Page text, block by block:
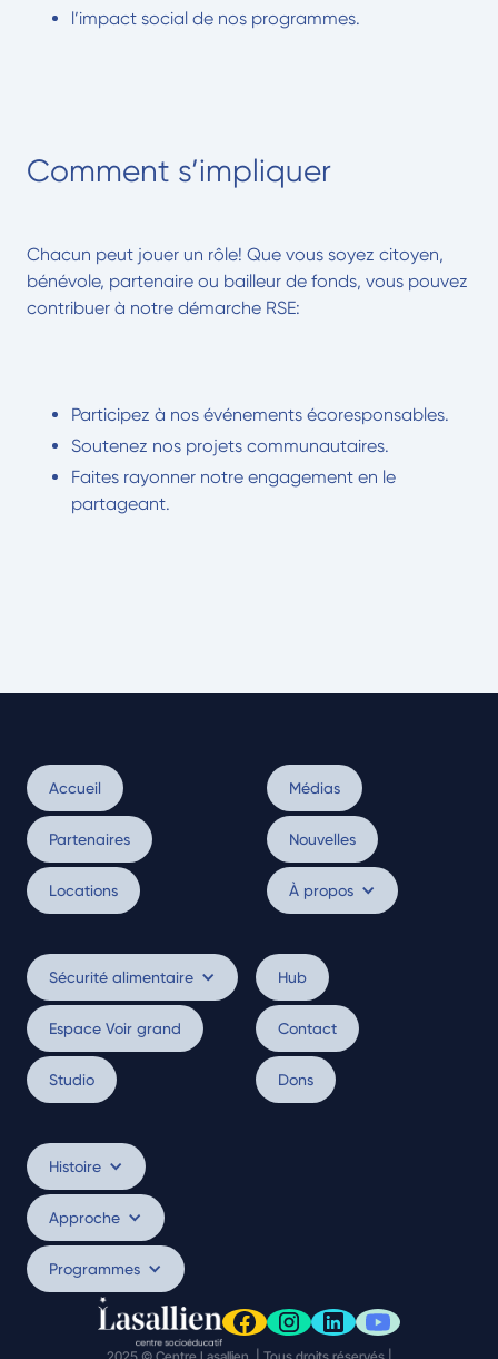
l’impact social de nos programmes.
Comment s’impliquer
Chacun peut jouer un rôle! Que vous soyez citoyen,
bénévole, partenaire ou bailleur de fonds, vous pouvez
contribuer à notre démarche RSE:
Participez à nos événements écoresponsables.
Soutenez nos projets communautaires.
Faites rayonner notre engagement en le
partageant.
Accueil
Partenaires
Locations
Médias
Nouvelles
À propos
Histoire
Approche
Programmes
Sécurité alimentaire
Espace Voir grand
Studio
Hub
Contact
Dons